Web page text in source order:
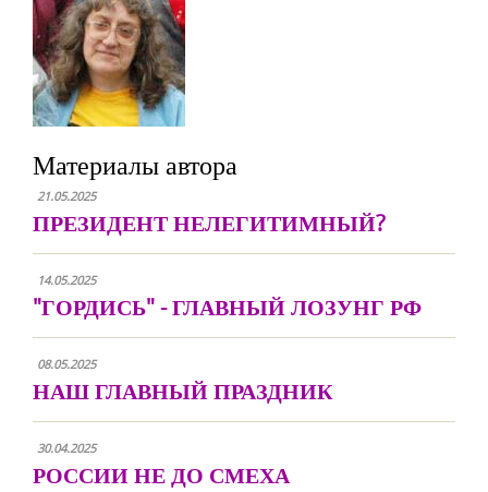
Материалы автора
21.05.2025
ПРЕЗИДЕНТ НЕЛЕГИТИМНЫЙ?
14.05.2025
"ГОРДИСЬ" - ГЛАВНЫЙ ЛОЗУНГ РФ
08.05.2025
НАШ ГЛАВНЫЙ ПРАЗДНИК
30.04.2025
РОССИИ НЕ ДО СМЕХА